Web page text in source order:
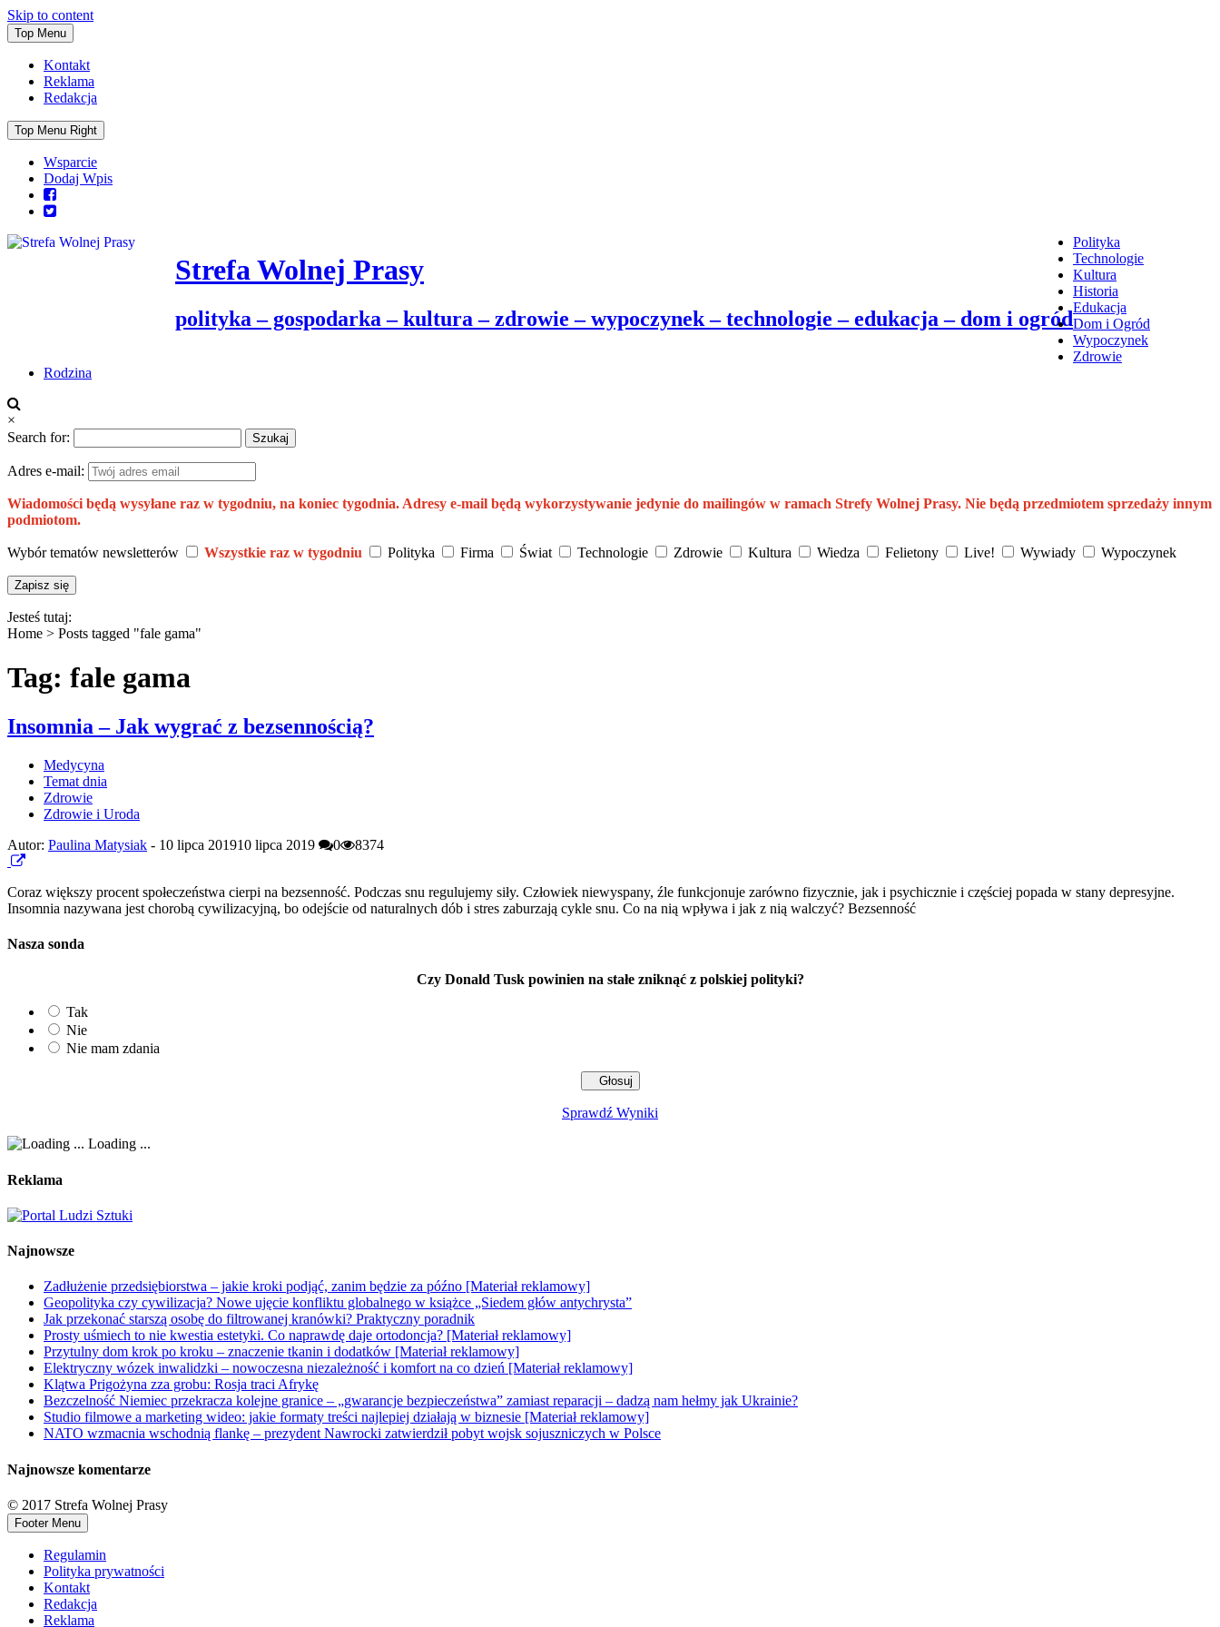
Skip to content
Top Menu
Kontakt
Reklama
Redakcja
Top Menu Right
Wsparcie
Dodaj Wpis
Strefa Wolnej Prasy
polityka – gospodarka – kultura – zdrowie – wypoczynek – technologie – edukacja – dom i ogród
Polityka
Technologie
Kultura
Historia
Edukacja
Dom i Ogród
Wypoczynek
Zdrowie
Rodzina
×
Search for:
Adres e-mail:
Wiadomości będą wysyłane raz w tygodniu, na koniec tygodnia. Adresy e-mail będą wykorzystywanie jedynie do mailingów w ramach Strefy Wolnej Prasy. Nie będą przedmiotem sprzedaży innym
podmiotom.
Wybór tematów newsletterów Wszystkie raz w tygodniu Polityka Firma Świat Technologie Zdrowie Kultura Wiedza Felietony Live! Wywiady Wypoczynek
Jesteś tutaj:
Home > Posts tagged "fale gama"
Tag: fale gama
Insomnia – Jak wygrać z bezsennością?
Medycyna
Temat dnia
Zdrowie
Zdrowie i Uroda
Autor: Paulina Matysiak - 10 lipca 201910 lipca 2019 0 8374
Coraz większy procent społeczeństwa cierpi na bezsenność. Podczas snu regulujemy siły. Człowiek niewyspany, źle funkcjonuje zarówno fizycznie, jak i psychicznie i częściej popada w stany depresyjne.
Insomnia nazywana jest chorobą cywilizacyjną, bo odejście od naturalnych dób i stres zaburzają cykle snu. Co na nią wpływa i jak z nią walczyć? Bezsenność
Nasza sonda
Czy Donald Tusk powinien na stałe zniknąć z polskiej polityki?
Tak
Nie
Nie mam zdania
Sprawdź Wyniki
Loading ...
Reklama
Najnowsze
Zadłużenie przedsiębiorstwa – jakie kroki podjąć, zanim będzie za późno [Materiał reklamowy]
Geopolityka czy cywilizacja? Nowe ujęcie konfliktu globalnego w książce „Siedem głów antychrysta”
Jak przekonać starszą osobę do filtrowanej kranówki? Praktyczny poradnik
Prosty uśmiech to nie kwestia estetyki. Co naprawdę daje ortodoncja? [Materiał reklamowy]
Przytulny dom krok po kroku – znaczenie tkanin i dodatków [Materiał reklamowy]
Elektryczny wózek inwalidzki – nowoczesna niezależność i komfort na co dzień [Materiał reklamowy]
Klątwa Prigożyna zza grobu: Rosja traci Afrykę
Bezczelność Niemiec przekracza kolejne granice – „gwarancje bezpieczeństwa” zamiast reparacji – dadzą nam hełmy jak Ukrainie?
Studio filmowe a marketing wideo: jakie formaty treści najlepiej działają w biznesie [Materiał reklamowy]
NATO wzmacnia wschodnią flankę – prezydent Nawrocki zatwierdził pobyt wojsk sojuszniczych w Polsce
Najnowsze komentarze
© 2017 Strefa Wolnej Prasy
Footer Menu
Regulamin
Polityka prywatności
Kontakt
Redakcja
Reklama